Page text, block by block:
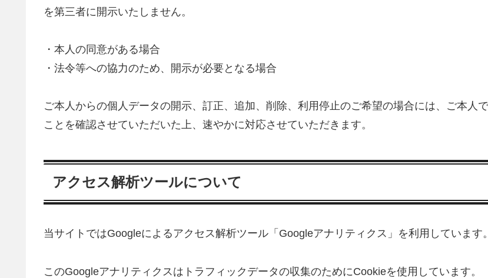
を第三者に開示いたしません。
・本人の同意がある場合
・法令等への協力のため、開示が必要となる場合
ご本人からの個人データの開示、訂正、追加、削除、利用停止のご希望の場合には、ご本人
ことを確認させていただいた上、速やかに対応させていただきます。
アクセス解析ツールについて
当サイトではGoogleによるアクセス解析ツール「Googleアナリティクス」を利用しています。
このGoogleアナリティクスはトラフィックデータの収集のためにCookieを使用しています。